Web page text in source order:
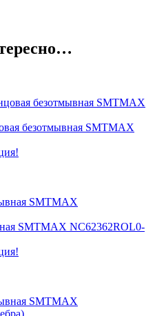
безотмывная SMTMAX
SMTMAX NC62362ROL0-